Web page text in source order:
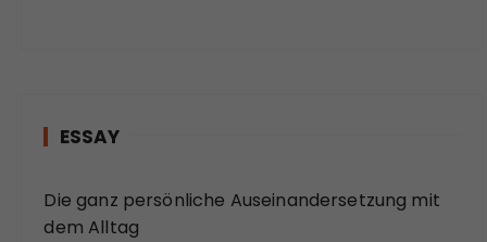
ESSAY
Die ganz persönliche Auseinandersetzung mit
dem Alltag